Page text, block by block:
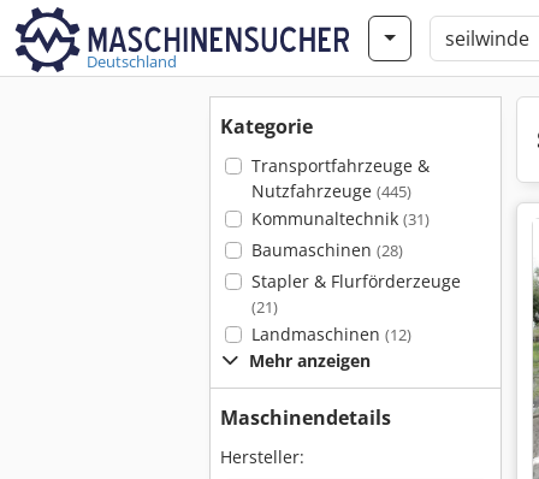
Deutschland
Kategorie
Transportfahrzeuge &
Nutzfahrzeuge (445)
Kommunaltechnik (31)
Baumaschinen (28)
Stapler & Flurförderzeuge
(21)
Landmaschinen (12)
Mehr anzeigen
Maschinendetails
Hersteller: